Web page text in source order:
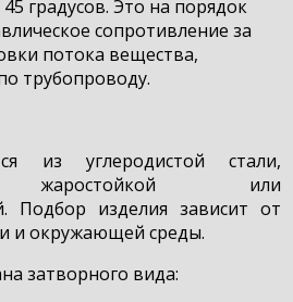
градусов. Это на порядок
сопротивление за
потока вещества,
трубопроводу.
из углеродистой стали,
жаростойкой или
Подбор изделия зависит от
и окружающей среды.
затворного вида: